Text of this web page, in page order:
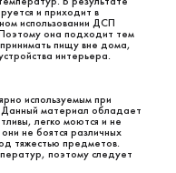
и приходит в
использовании ДСП
она подходит тем
пищу вне дома,
интерьера.
используемым при
материал обладает
легко моются и не
не боятся различных
тяжестью предметов.
поэтому следует